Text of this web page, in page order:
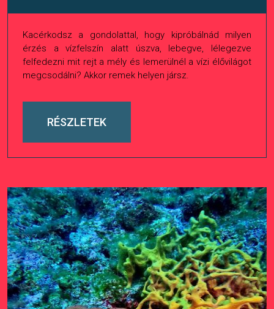
Kacérkodsz a gondolattal, hogy kipróbálnád milyen
érzés a vízfelszín alatt úszva, lebegve, lélegezve
felfedezni mit rejt a mély és lemerülnél a vízi élővilágot
megcsodálni? Akkor remek helyen jársz.
RÉSZLETEK